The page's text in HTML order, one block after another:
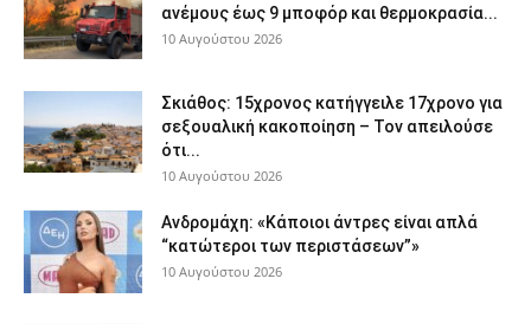
ανέμους έως 9 μποφόρ και θερμοκρασία...
10 Αυγούστου 2026
Σκιάθος: 15χρονος κατήγγειλε 17χρονο για
σεξουαλική κακοποίηση – Τον απειλούσε
ότι...
10 Αυγούστου 2026
Ανδρομάχη: «Κάποιοι άντρες είναι απλά
“κατώτεροι των περιστάσεων”»
10 Αυγούστου 2026